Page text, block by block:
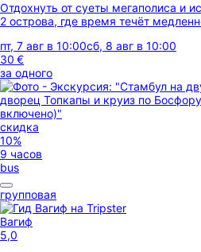
Отдохнуть от суеты мегаполиса и
2 острова, где время течёт
пт, 7 авг в 10:00сб, 8 авг в 10:00
30 €
за одного
скидка
10%
9 часов
bus
групповая
Вагиф
5,0